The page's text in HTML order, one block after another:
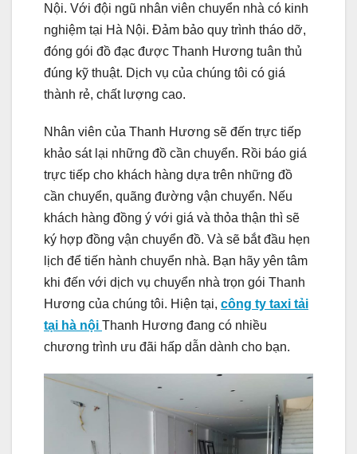
Nội. Với đội ngũ nhân viên chuyển nhà có kinh
nghiệm tại Hà Nội. Đảm bảo quy trình tháo dỡ,
đóng gói đồ đạc được Thanh Hương tuân thủ
đúng kỹ thuật. Dịch vụ của chúng tôi có giá
thành rẻ, chất lượng cao.
Nhân viên của Thanh Hương sẽ đến trực tiếp
khảo sát lại những đồ cần chuyển. Rồi báo giá
trực tiếp cho khách hàng dựa trên những đồ
cần chuyển, quãng đường vận chuyển. Nếu
khách hàng đồng ý với giá và thỏa thận thì sẽ
ký hợp đồng vận chuyển đồ. Và sẽ bắt đầu hẹn
lịch để tiến hành chuyển nhà. Bạn hãy yên tâm
khi đến với dịch vụ chuyển nhà trọn gói Thanh
Hương của chúng tôi. Hiện tại, công ty taxi tải
tại hà nội Thanh Hương đang có nhiều
chương trình ưu đãi hấp dẫn dành cho bạn.